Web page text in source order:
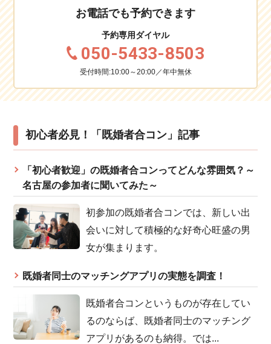
お電話でも予約できます
予約専用ダイヤル
050-5433-8503
受付時間:10:00～20:00／年中無休
初心者必見！「既婚者合コン」記事
「初心者歓迎」の既婚者合コンってどんな雰囲気？～
名古屋の参加者に聞いてみた～
初参加の既婚者合コンでは、新しい出
会いに対して積極的な好奇心旺盛の男
女が集まります。
既婚者同士のマッチングアプリの実態を調査！
既婚者合コンというものが存在してい
るのならば、既婚者同士のマッチング
アプリがあるのも納得。では...